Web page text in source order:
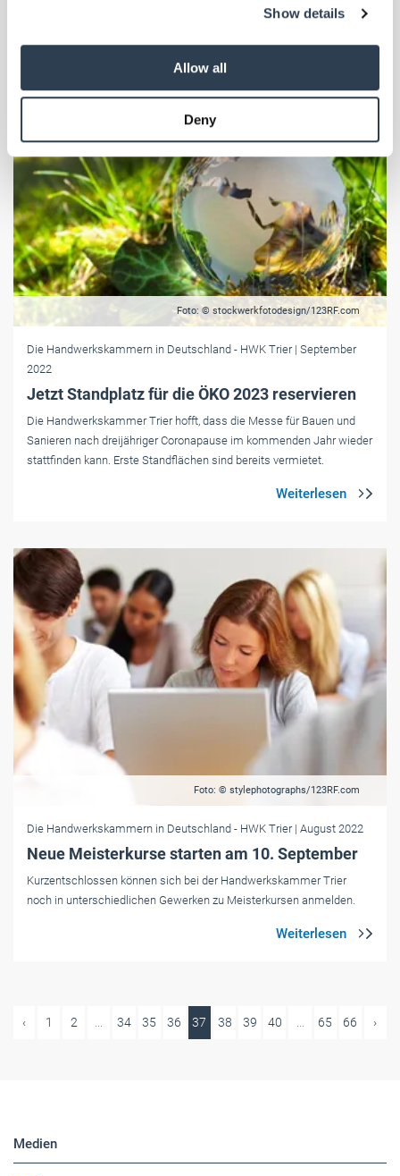
provide social media features and to analyse our traffic.
provided to them or that they’ve collected from your use
Weitere Informationen:Impressum Datenschutz
Show details
Allow all
Deny
Foto: © stockwerkfotodesign/123RF.com
Die Handwerkskammern in Deutschland - HWK Trier | September
2022
Jetzt Standplatz für die ÖKO 2023 reservieren
Die Handwerkskammer Trier hofft, dass die Messe für Bauen und
Sanieren nach dreijähriger Coronapause im kommenden Jahr wieder
stattfinden kann. Erste Standflächen sind bereits vermietet.
Foto: © stylephotographs/123RF.com
Die Handwerkskammern in Deutschland - HWK Trier | August 2022
Neue Meisterkurse starten am 10. September
Kurzentschlossen können sich bei der Handwerkskammer Trier
noch in unterschiedlichen Gewerken zu Meisterkursen anmelden.
‹ 1 2 ... 34 35 36 37 38 39 40 ... 65 66 ›
Medien